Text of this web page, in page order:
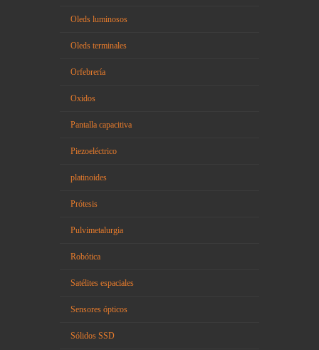
Oleds luminosos
Oleds terminales
Orfebrería
Oxidos
Pantalla capacitiva
Piezoeléctrico
platinoides
Prótesis
Pulvimetalurgia
Robótica
Satélites espaciales
Sensores ópticos
Sólidos SSD